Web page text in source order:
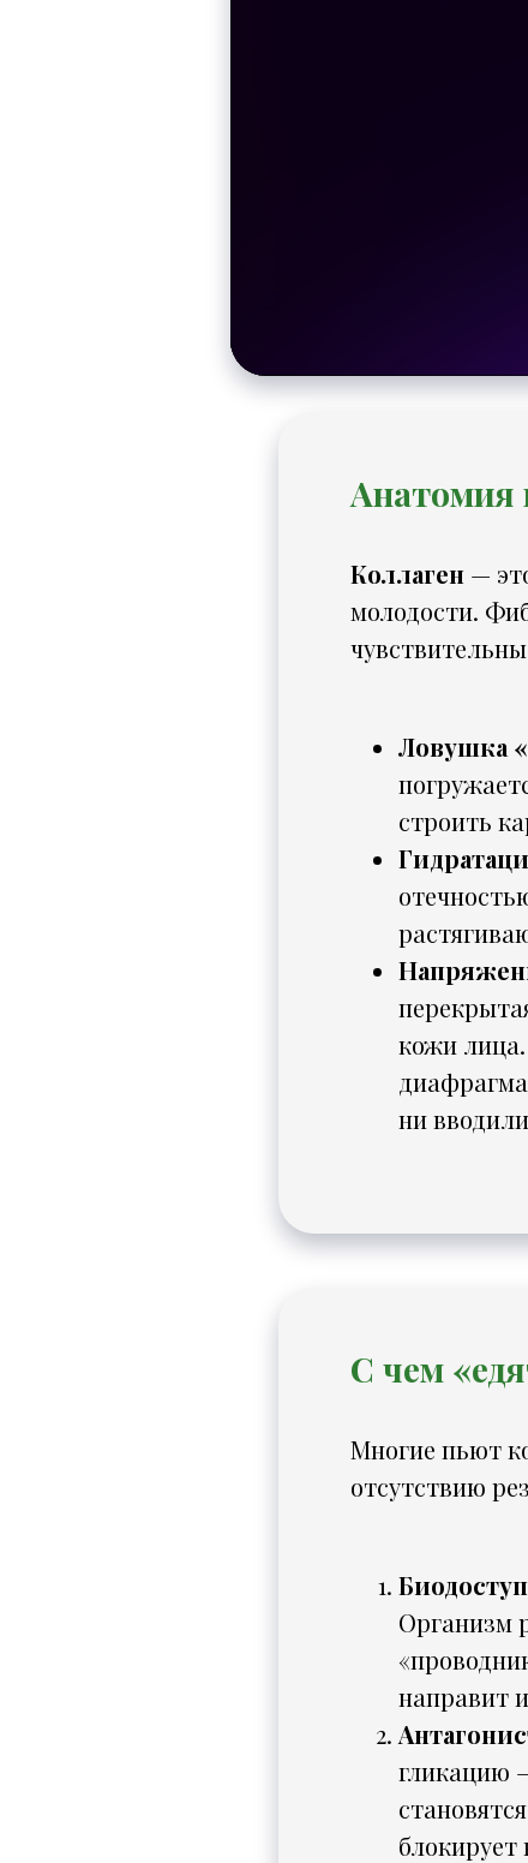
Анатомия
Коллаген —
молодости.
Ловушка
строить
кожи лица.
ни
С чем
Многие пьют
отсутствию
Организм
направит
гликацию